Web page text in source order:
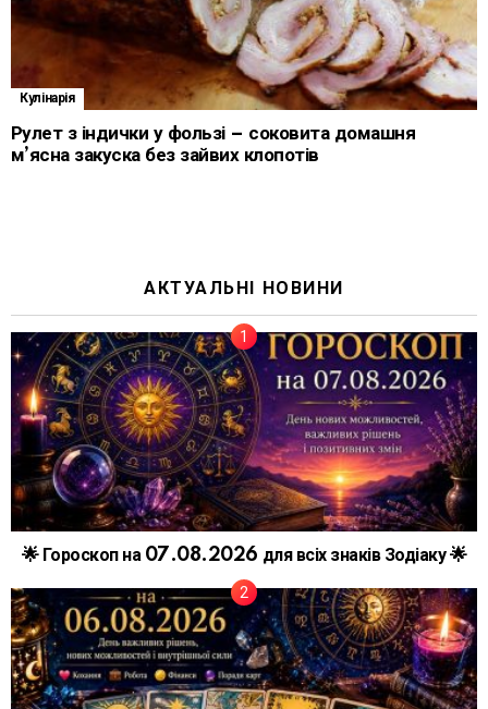
Кулінарія
Рулет з індички у фользі – соковита домашня
м’ясна закуска без зайвих клопотів
АКТУАЛЬНІ НОВИНИ
🌟 Гороскоп на 07.08.2026 для всіх знаків Зодіаку 🌟